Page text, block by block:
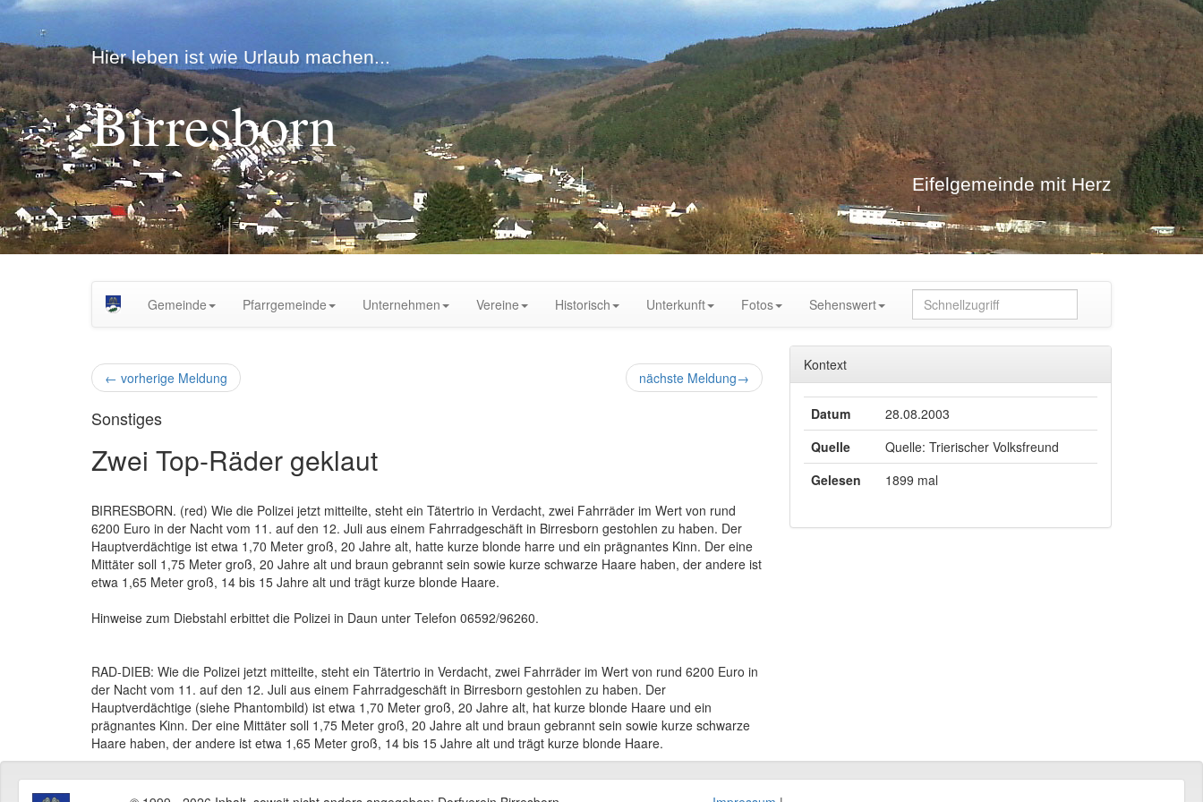
Hier leben ist wie Urlaub machen...
Birresborn
Eifelgemeinde mit Herz
Gemeinde Pfarrgemeinde Unternehmen Vereine Historisch Unterkunft Fotos Sehenswert
← vorherige Meldung nächste Meldung→
Sonstiges
Zwei Top-Räder geklaut
BIRRESBORN. (red) Wie die Polizei jetzt mitteilte, steht ein Tätertrio in Verdacht, zwei Fahrräder im Wert von rund
6200 Euro in der Nacht vom 11. auf den 12. Juli aus einem Fahrradgeschäft in Birresborn gestohlen zu haben. Der
Hauptverdächtige ist etwa 1,70 Meter groß, 20 Jahre alt, hatte kurze blonde harre und ein prägnantes Kinn. Der eine
Mittäter soll 1,75 Meter groß, 20 Jahre alt und braun gebrannt sein sowie kurze schwarze Haare haben, der andere ist
etwa 1,65 Meter groß, 14 bis 15 Jahre alt und trägt kurze blonde Haare.
Hinweise zum Diebstahl erbittet die Polizei in Daun unter Telefon 06592/96260.
RAD-DIEB: Wie die Polizei jetzt mitteilte, steht ein Tätertrio in Verdacht, zwei Fahrräder im Wert von rund 6200 Euro in
der Nacht vom 11. auf den 12. Juli aus einem Fahrradgeschäft in Birresborn gestohlen zu haben. Der
Hauptverdächtige (siehe Phantombild) ist etwa 1,70 Meter groß, 20 Jahre alt, hat kurze blonde Haare und ein
prägnantes Kinn. Der eine Mittäter soll 1,75 Meter groß, 20 Jahre alt und braun gebrannt sein sowie kurze schwarze
Haare haben, der andere ist etwa 1,65 Meter groß, 14 bis 15 Jahre alt und trägt kurze blonde Haare.
Kontext
Datum
28.08.2003
Quelle
Quelle: Trierischer Volksfreund
Gelesen
1899 mal